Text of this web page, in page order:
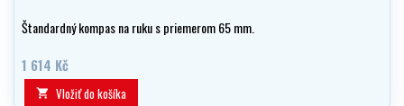
Štandardný kompas na ruku s priemerom 65 mm.
1 614 Kč
 Vložiť do košíka